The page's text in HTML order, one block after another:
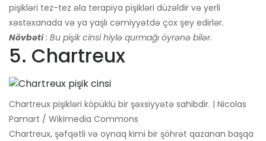
pişikləri tez-tez əla terapiya pişikləri düzəldir və yerli
xəstəxanada və ya yaşlı cəmiyyətdə çox şey edirlər.
Növbəti: Bu pişik cinsi hiylə qurmağı öyrənə bilər.
5. Chartreux
Chartreux pişikləri köpüklü bir şəxsiyyətə sahibdir. | Nicolas
Pamart / Wikimedia Commons
Chartreux, şəfqətli və oynaq kimi bir şöhrət qazanan başqa